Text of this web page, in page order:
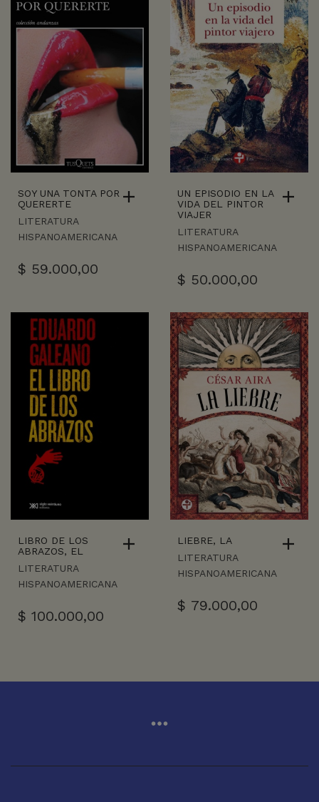
SOY UNA TONTA POR
QUERERTE
LITERATURA
HISPANOAMERICANA
$ 59.000,00
UN EPISODIO EN LA
VIDA DEL PINTOR
VIAJER
LITERATURA
HISPANOAMERICANA
$ 50.000,00
LIBRO DE LOS
ABRAZOS, EL
LITERATURA
HISPANOAMERICANA
$ 100.000,00
LIEBRE, LA
LITERATURA
HISPANOAMERICANA
$ 79.000,00